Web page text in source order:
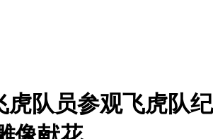
虎队员参观飞虎队纪